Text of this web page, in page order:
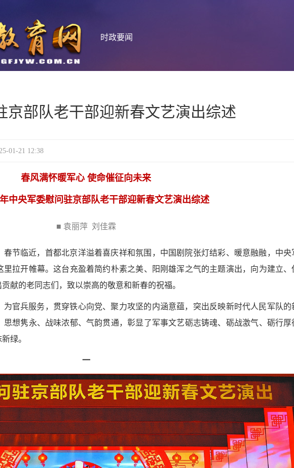
时政要闻
京部队老干部迎新春文艺演出综述
01-21 12:38
春风满怀暖军心 使命催征向未来
中央军委慰问驻京部队老干部迎新春文艺演出综述
■ 袁丽萍 刘佳霖
节临近，首都北京洋溢着喜庆祥和氛围，中国剧院张灯结彩、暖意融融，中央
拉开帷幕。这台充盈着简约朴素之美、阳刚雄浑之气的主题演出，向为建立、
献的老同志们，致以崇高的敬意和新春的祝福。
官兵服务，贯穿铁心向党、聚力攻坚的内涵意蕴，突出反映新时代人民军队的
想隽永、战味浓郁、气韵贯通，彰显了军事文艺砺志铸魂、砺战激气、砺行厚
绿。
一